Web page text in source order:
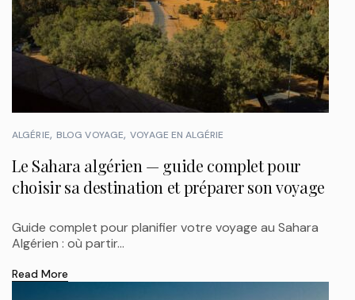
ALGÉRIE BLOG VOYAGE VOYAGE EN ALGÉRIE
Le Sahara algérien — guide complet pour
choisir sa destination et préparer son voyage
Guide complet pour planifier votre voyage au Sahara
Algérien : où partir...
Read More